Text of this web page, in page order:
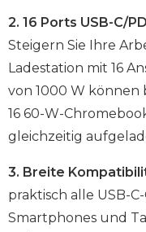
2. 16 Ports USB-C/
Steigern Sie Ihre
Ladestation mit 16
von 1000 W können
16 60-W-
gleichzeitig
3. Breite
praktisch alle USB-
Smartphones und